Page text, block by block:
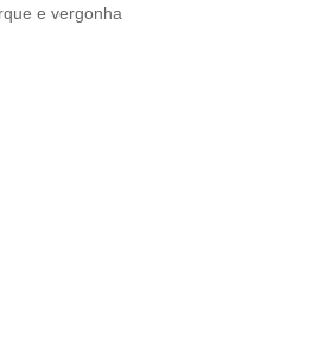
e vergonha